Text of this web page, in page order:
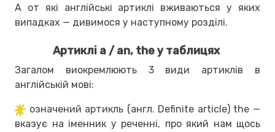
А от які англійські артиклі вживаються у яких
випадках — дивимося у наступному розділі.
Артиклі a / an, the у таблицях
Загалом виокремлюють 3 види артиклів в
англійській мові:
означений артикль (англ. Definite article) the —
вказує на іменник у реченні, про який нам щось